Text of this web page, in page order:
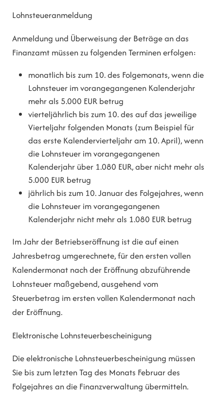
Lohnsteueranmeldung
Anmeldung und Überweisung der Beträge an das
Finanzamt müssen zu folgenden Terminen erfolgen:
monatlich bis zum 10. des Folgemonats, wenn die
Lohnsteuer im vorangegangenen Kalenderjahr
mehr als 5.000 EUR betrug
vierteljährlich bis zum 10. des auf das jeweilige
Vierteljahr folgenden Monats (zum Beispiel für
das erste Kalendervierteljahr am 10. April), wenn
die Lohnsteuer im vorangegangenen
Kalenderjahr über 1.080 EUR, aber nicht mehr als
5.000 EUR betrug
jährlich bis zum 10. Januar des Folgejahres, wenn
die Lohnsteuer im vorangegangenen
Kalenderjahr nicht mehr als 1.080 EUR betrug
Im Jahr der Betriebseröffnung ist die auf einen
Jahresbetrag umgerechnete, für den ersten vollen
Kalendermonat nach der Eröffnung abzuführende
Lohnsteuer maßgebend, ausgehend vom
Steuerbetrag im ersten vollen Kalendermonat nach
der Eröffnung.
Elektronische Lohnsteuerbescheinigung
Die elektronische Lohnsteuerbescheinigung müssen
Sie bis zum letzten Tag des Monats Februar des
Folgejahres an die Finanzverwaltung übermitteln.